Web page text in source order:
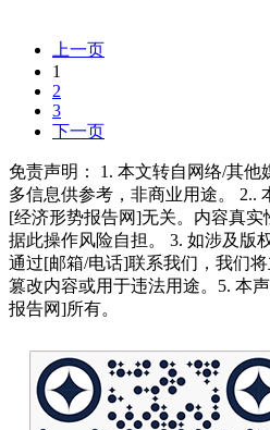
上一页
1
2
3
下一页
免责声明： 1. 本文转自网络/其
多信息供参考，非商业用途。 2..
[经济形势报告网]无关。内容真
据此操作风险自担。 3. 如涉及版
通过[邮箱/电话]联系我们，我们
篡改内容或用于违法用途。5. 本
报告网]所有。